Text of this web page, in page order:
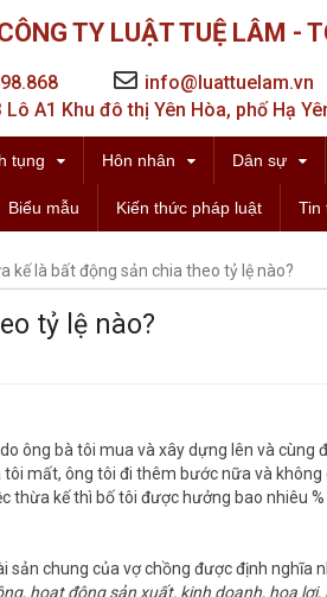
TY LUẬT TUỆ LÂM -
info@luattuelam.vn
Lô A1 Khu đô thị Yên Hòa, phố Hạ
tụng Hôn nhân Dân sự
Biểu mẫu Kiến thức pháp luật Tin
kế là bất động sản chia theo tỷ lệ nào?
tỷ lệ nào?
ông bà tôi mua và xây dựng lên và cùng
mất, ông tôi đi thêm bước nữa và
thừa kế thì bố tôi được hưởng bao nhiêu
chung của vợ chồng được định nghĩa
hoạt động sản xuất, kinh doanh, hoa